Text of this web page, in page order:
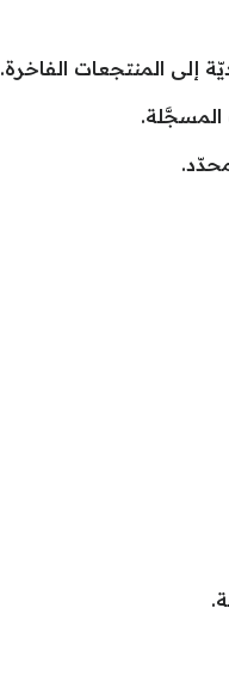
إلى المنتجعات الفاخرة.